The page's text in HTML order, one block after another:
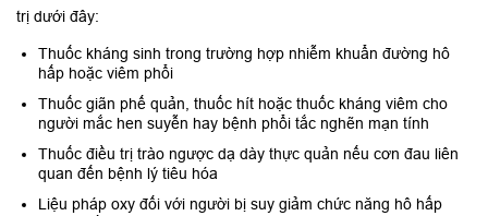
trị dưới đây:
Thuốc kháng sinh trong trường hợp nhiễm khuẩn đường hô
hấp hoặc viêm phổi
Thuốc giãn phế quản, thuốc hít hoặc thuốc kháng viêm cho
người mắc hen suyễn hay bệnh phổi tắc nghẽn mạn tính
Thuốc điều trị trào ngược dạ dày thực quản nếu cơn đau liên
quan đến bệnh lý tiêu hóa
Liệu pháp oxy đối với người bị suy giảm chức năng hô hấp